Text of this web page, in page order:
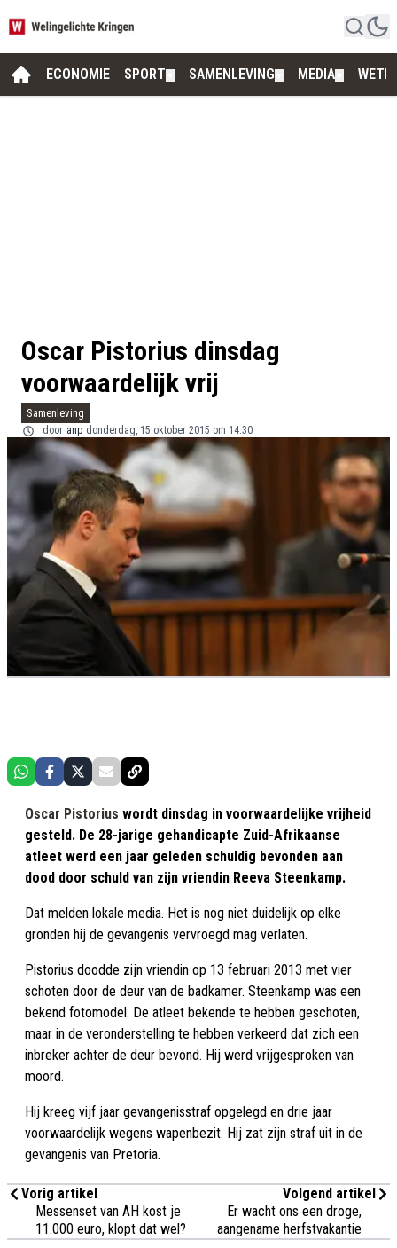
ECONOMIE SPORT SAMENLEVING MEDIA
Oscar Pistorius dinsdag
voorwaardelijk vrij
Samenleving
door anp donderdag, 15 oktober 2015 om 14:30
Oscar Pistorius wordt dinsdag in voorwaardelijke vrijheid
gesteld. De 28-jarige gehandicapte Zuid-Afrikaanse
atleet werd een jaar geleden schuldig bevonden aan
dood door schuld van zijn vriendin Reeva Steenkamp.
Dat melden lokale media. Het is nog niet duidelijk op elke
gronden hij de gevangenis vervroegd mag verlaten.
Pistorius doodde zijn vriendin op 13 februari 2013 met vier
schoten door de deur van de badkamer. Steenkamp was een
bekend fotomodel. De atleet bekende te hebben geschoten,
maar in de veronderstelling te hebben verkeerd dat zich een
inbreker achter de deur bevond. Hij werd vrijgesproken van
moord.
Hij kreeg vijf jaar gevangenisstraf opgelegd en drie jaar
voorwaardelijk wegens wapenbezit. Hij zat zijn straf uit in de
gevangenis van Pretoria.
Vorig artikel
Messenset van AH kost je
11.000 euro, klopt dat wel?
Volgend artikel
Er wacht ons een droge,
aangename herfstvakantie